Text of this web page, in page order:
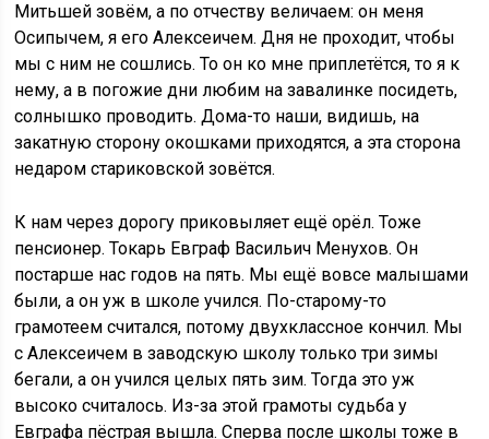
Митьшей зовём, а по отчеству величаем: он меня
Осипычем, я его Алексеичем. Дня не проходит, чтобы
мы с ним не сошлись. То он ко мне приплетётся, то я к
нему, а в погожие дни любим на завалинке посидеть,
солнышко проводить. Дома-то наши, видишь, на
закатную сторону окошками приходятся, а эта сторона
недаром стариковской зовётся.
К нам через дорогу приковыляет ещё орёл. Тоже
пенсионер. Токарь Евграф Васильич Менухов. Он
постарше нас годов на пять. Мы ещё вовсе малышами
были, а он уж в школе учился. По-старому-то
грамотеем считался, потому двухклассное кончил. Мы
с Алексеичем в заводскую школу только три зимы
бегали, а он учился целых пять зим. Тогда это уж
высоко считалось. Из-за этой грамоты судьба у
Евграфа пёстрая вышла. Сперва после школы тоже в